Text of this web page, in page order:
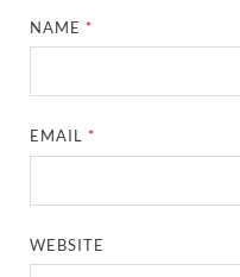
NAME*
EMAIL*
WEBSITE